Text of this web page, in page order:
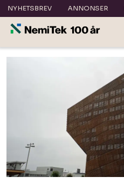
NYHETSBREV ANNONSER